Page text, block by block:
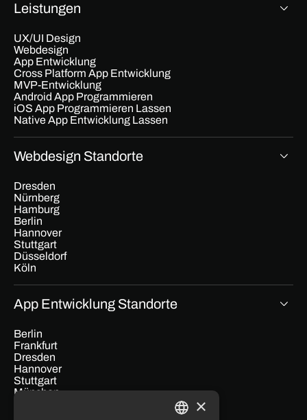
Leistungen
UX/UI Design
Webdesign
App Entwicklung
Cross Platform App Entwicklung
MVP-Entwicklung
Android App Programmieren
iOS App Programmieren Lassen
Native App Entwicklung Lassen
Webdesign Standorte
Dresden
Nürnberg
Hamburg
Berlin
Hannover
Stuttgart
Düsseldorf
Köln
App Entwicklung Standorte
Berlin
Frankfurt
Dresden
Hannover
Stuttgart
München
×